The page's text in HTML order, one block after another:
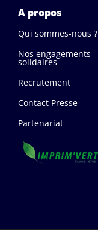
A propos
Qui sommes-nous ?
Nos engagements
solidaires
Recrutement
Contact Presse
Partenariat